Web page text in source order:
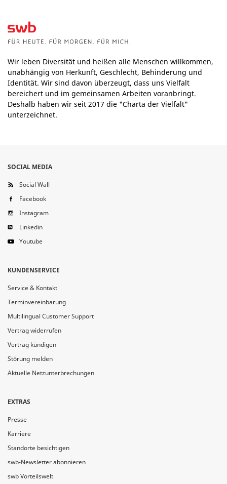
Wir leben Diversität und heißen alle Menschen willkommen,
unabhängig von Herkunft, Geschlecht, Behinderung und
Identität. Wir sind davon überzeugt, dass uns Vielfalt
bereichert und im gemeinsamen Arbeiten voranbringt.
Deshalb haben wir seit 2017 die "Charta der Vielfalt"
unterzeichnet.
SOCIAL MEDIA
Social Wall
Facebook
Instagram
Linkedin
Youtube
KUNDENSERVICE
Service & Kontakt
Terminvereinbarung
Multilingual Customer Support
Vertrag widerrufen
Vertrag kündigen
Störung melden
Aktuelle Netzunterbrechungen
EXTRAS
Presse
Karriere
Standorte besichtigen
swb-Newsletter abonnieren
swb Vorteilswelt